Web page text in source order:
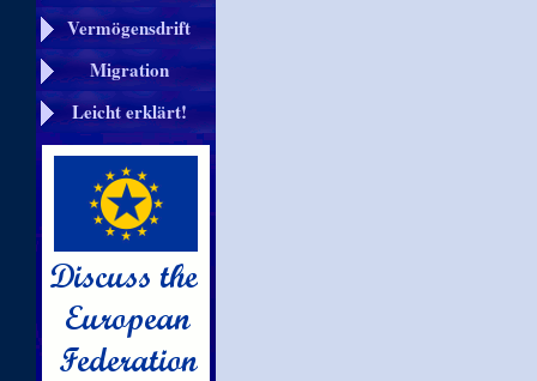
Vermögensdrift
Migration
Leicht erklärt!